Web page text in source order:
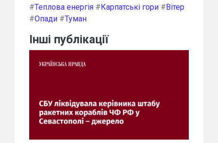
#Теплова енергія # Карпатські гори # Вітер
#Опади #Туман
Інші публікації